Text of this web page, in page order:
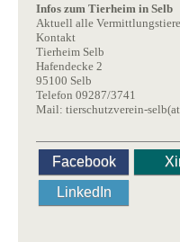
Infos zum Tierheim in Selb
Aktuell alle
Kontakt
Tierheim Selb
Hafendecke 2
95100 Selb
Telefon 09287/3741
Mail: tierschutzverein-
Facebook
LinkedIn